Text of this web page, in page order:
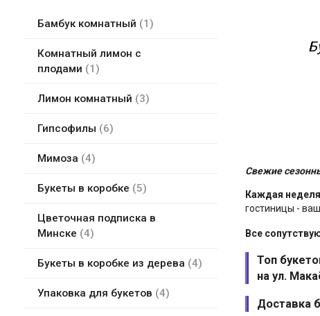
Бамбук комнатный 1
Комнатный лимон с
плодами
1
Лимон комнатный 3
Гипсофилы 6
Мимоза 4
Букеты в коробке 5
Цветочная подписка в
Минске
4
Букеты в коробке из дерева 4
Упаковка для букетов 4
Свежие
Каждая
гостиницы -
Все
Топ
на ул.
Доставка